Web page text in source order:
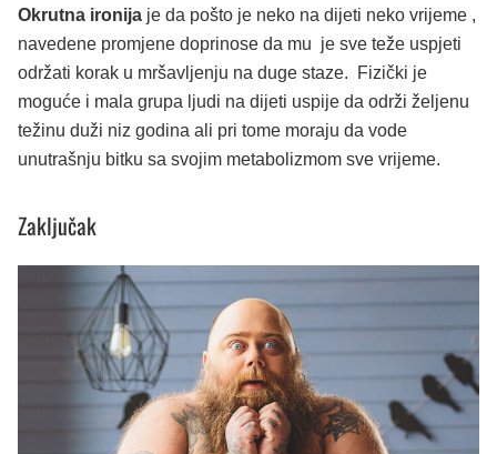
Okrutna ironija je da pošto je neko na dijeti neko vrijeme ,
navedene promjene doprinose da mu je sve teže uspjeti
održati korak u mršavljenju na duge staze. Fizički je
moguće i mala grupa ljudi na dijeti uspije da održi željenu
težinu duži niz godina ali pri tome moraju da vode
unutrašnju bitku sa svojim metabolizmom sve vrijeme.
Zaključak